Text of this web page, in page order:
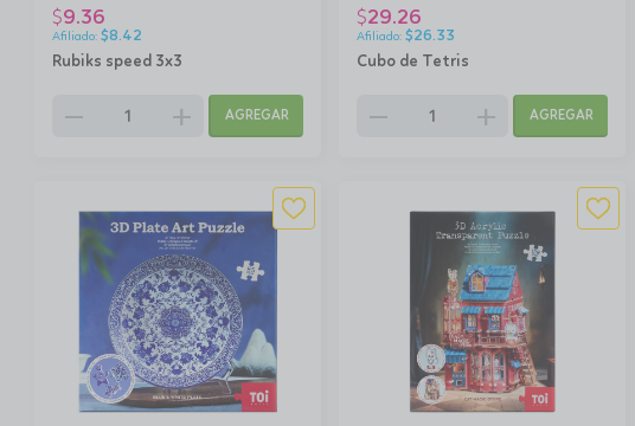
Rubiks speed 3x3
$9.36
$8.42
remove add AGREGAR
Cubo de Tetris
$29.26
$26.33
remove add AGREGAR